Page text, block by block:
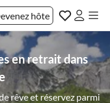
hôte
en retrait dans
rêve et réservez parmi